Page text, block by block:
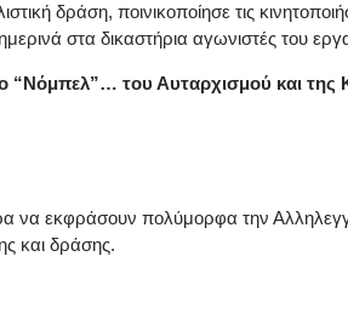
δράση, ποινικοποίησε τις
στα δικαστήρια αγωνιστές του
“Νόμπελ”… του Αυταρχισμού και της
να εκφράσουν πολύμορφα την
και δράσης.